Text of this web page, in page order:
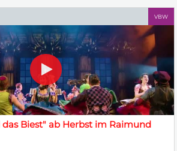
VBW
das Biest" ab Herbst im Raimund